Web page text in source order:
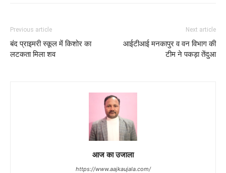
Previous article
बंद प्राइमरी स्कूल में किशोर का
लटकता मिला शव
Next article
आईटीआई मनकापुर व वन विभाग की
टीम ने पकड़ा तेंदुआ
आज का उजाला
https://www.aajkaujala.com/